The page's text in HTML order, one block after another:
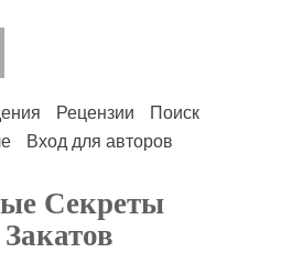
Рецензии
Поиск
Вход для авторов
Секреты